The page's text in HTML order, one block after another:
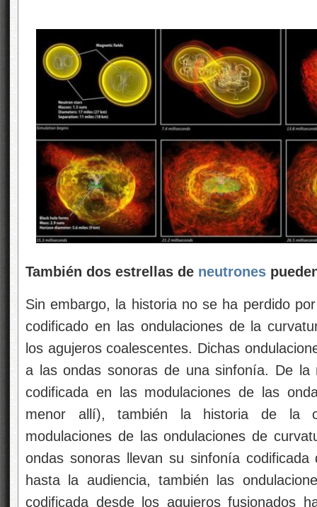
También dos estrellas de neutrones
Sin embargo, la historia no se ha perdido
codificado en las ondulaciones de la
los agujeros coalescentes. Dichas
a las ondas sonoras de una sinfonía. De
codificada en las modulaciones de las
menor allí), también la historia de la
modulaciones de las ondulaciones de
ondas sonoras llevan su sinfonía
hasta la audiencia, también las
codificada desde los agujeros fusionados